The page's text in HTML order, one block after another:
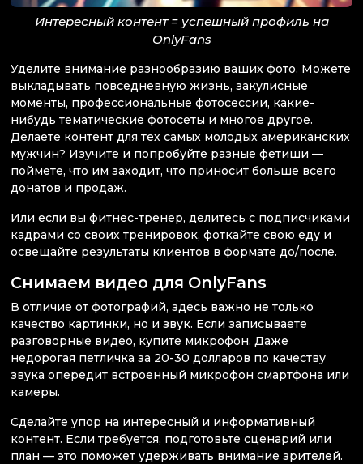
Интересный контент = успешный профиль на
OnlyFans
Уделите внимание разнообразию ваших фото. Можете
выкладывать повседневную жизнь, закулисные
моменты, профессиональные фотосессии, какие-
нибудь тематические фотосеты и многое другое.
Делаете контент для тех самых молодых американских
мужчин? Изучите и попробуйте разные фетиши —
поймете, что им заходит, что приносит больше всего
донатов и продаж.
Или если вы фитнес-тренер, делитесь с подписчиками
кадрами со своих тренировок, фоткайте свою еду и
освещайте результаты клиентов в формате до/после.
Снимаем видео для OnlyFans
В отличие от фотографий, здесь важно не только
качество картинки, но и звук. Если записываете
разговорные видео, купите микрофон. Даже
недорогая петличка за 20-30 долларов по качеству
звука опередит встроенный микрофон смартфона или
камеры.
Сделайте упор на интересный и информативный
контент. Если требуется, подготовьте сценарий или
план — это поможет удерживать внимание зрителей.